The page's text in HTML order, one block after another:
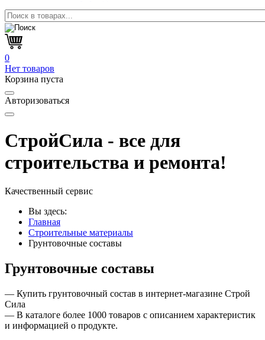
0
Нет товаров
Корзина пуста
Авторизоваться
СтройСила - все для
строительства и ремонта!
Качественный сервис
Вы здесь:
Главная
Строительные материалы
Грунтовочные составы
Грунтовочные составы
— Купить грунтовочный состав в интернет-магазине Строй
Сила
— В каталоге более 1000 товаров с описанием характеристик
и информацией о продукте.